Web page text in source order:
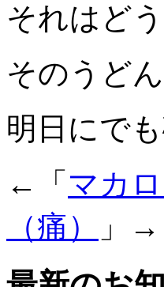
それはど
そのうど
明日にで
←「 マカ
（痛）
」→